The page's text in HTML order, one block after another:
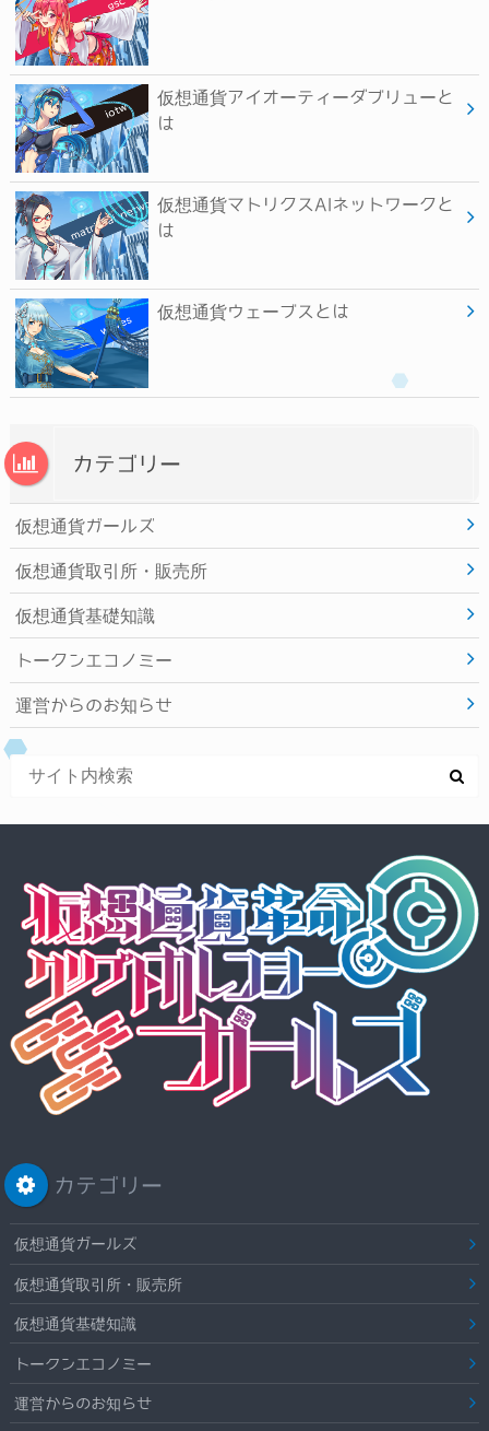
仮想通貨アイオーティーダブリューと
は
仮想通貨マトリクスAIネットワークと
は
仮想通貨ウェーブスとは
カテゴリー
仮想通貨ガールズ
仮想通貨取引所・販売所
仮想通貨基礎知識
トークンエコノミー
運営からのお知らせ
カテゴリー
仮想通貨ガールズ
仮想通貨取引所・販売所
仮想通貨基礎知識
トークンエコノミー
運営からのお知らせ